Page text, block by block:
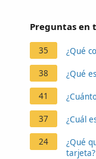
Preguntas en
35 ¿Qué
38 ¿Qué
41
37 ¿Cuál
24
¿Qué
tarjeta?